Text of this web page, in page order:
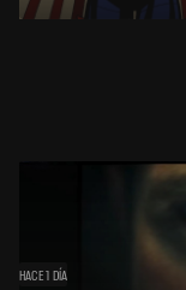
HACE 1 DÍA